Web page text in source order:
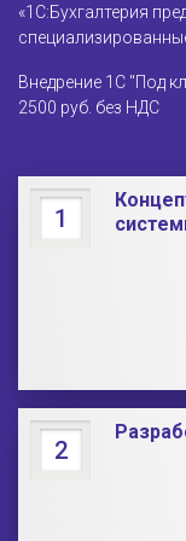
«1С:Бухгалтерия
Внедрение 1С "Под
2500 руб. без НДС
1
2